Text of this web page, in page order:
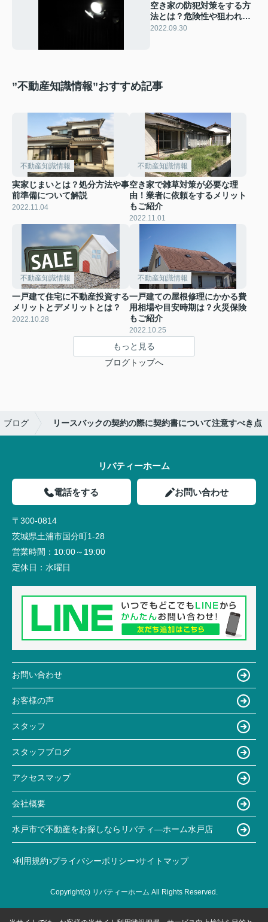
空き家の防犯対策をする方
法とは？危険性や狙われや
すい特徴についてご紹介
2022.09.30
”不動産知識情報”おすすめ記事
不動産知識情報
実家じまいとは？処分方法や事
前準備について解説
2022.11.04
不動産知識情報
空き家で雑草対策が必要な理
由！業者に依頼をするメリット
もご紹介
2022.11.01
不動産知識情報
一戸建て住宅に不動産投資する
メリットとデメリットとは？
2022.10.28
不動産知識情報
一戸建ての屋根修理にかかる費
用相場や目安時期は？火災保険
もご紹介
2022.10.25
もっと見る
ブログトップへ
ブログ リースバックの契約の際に契約書について注意すべき点
リバティーホーム
電話をする お問い合わせ
〒300-0814
茨城県土浦市国分町1-28
営業時間： 10:00～19:00
定休日： 水曜日
お問い合わせ
お客様の声
スタッフ
スタッフブログ
アクセスマップ
会社概要
水戸市で不動産をお探しならリバティ―ホーム水戸店
利用規約 プライバシーポリシー サイトマップ
Copyright(c) リバティーホーム All Rights Reserved.